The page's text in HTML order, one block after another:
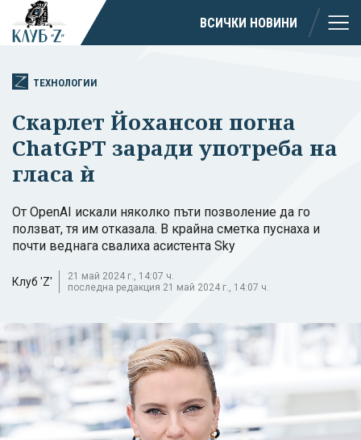
ВСИЧКИ НОВИНИ
ТЕХНОЛОГИИ
Скарлет Йохансон погна
ChatGPT заради употреба на
гласа ѝ
От OpenAI искали няколко пъти позволение да го
ползват, тя им отказала. В крайна сметка пуснаха и
почти веднага свалиха асистента Sky
Клуб 'Z'
21 май 2024 г., 14:07 ч.
последна редакция 21 май 2024 г., 14:07 ч.